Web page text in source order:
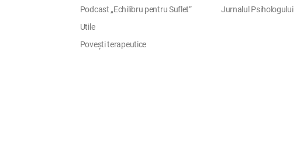
Podcast „Echilibru pentru Suflet”
Utile
Povești terapeutice
Jurnalul Psihologului